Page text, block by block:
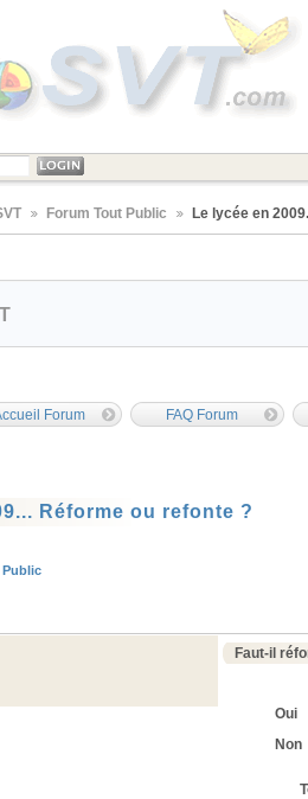
Forum Tout Public Le lycée en
Forum FAQ Forum
Réforme ou refonte ?
Public
Faut-il
Oui
Non